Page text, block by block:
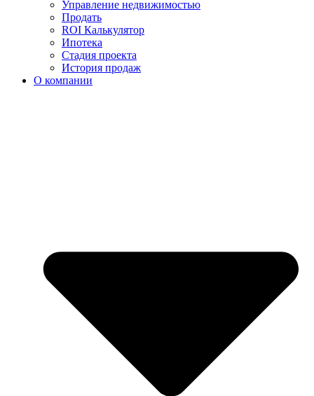
Управление недвижимостью
Продать
ROI Калькулятор
Ипотека
Стадия проекта
История продаж
О компании